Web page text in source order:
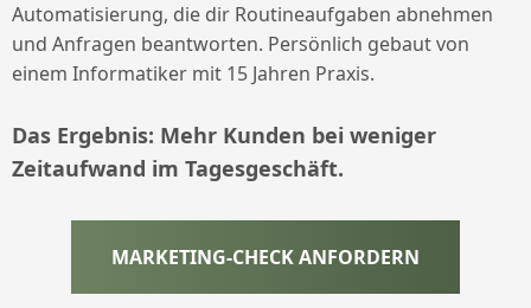
Automatisierung, die dir Routineaufgaben abnehmen
und Anfragen beantworten. Persönlich gebaut von
einem Informatiker mit 15 Jahren Praxis.
Das Ergebnis: Mehr Kunden bei weniger
Zeitaufwand im Tagesgeschäft.
MARKETING-CHECK ANFORDERN